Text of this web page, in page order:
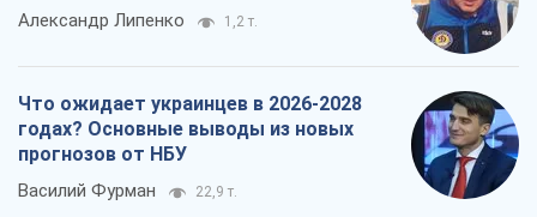
Александр Липенко 1,2 т.
Что ожидает украинцев в 2026-2028
годах? Основные выводы из новых
прогнозов от НБУ
Василий Фурман 22,9 т.